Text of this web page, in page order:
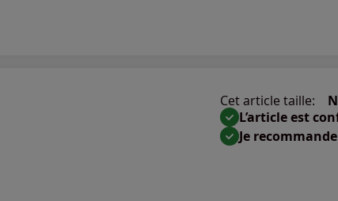
Cet article taille:
L’article est
Je